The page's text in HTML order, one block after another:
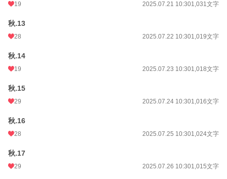
19 2025.07.21 10:301,031文字
秋.13
28 2025.07.22 10:301,019文字
秋.14
19 2025.07.23 10:301,018文字
秋.15
29 2025.07.24 10:301,016文字
秋.16
28 2025.07.25 10:301,024文字
秋.17
29 2025.07.26 10:301,015文字